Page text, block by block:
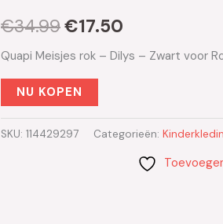
€34.99€34.99.
€17.50
Quapi Meisjes rok – Dilys – Zwart voor
NU KOPEN
SKU: 114429297 Categorieën: